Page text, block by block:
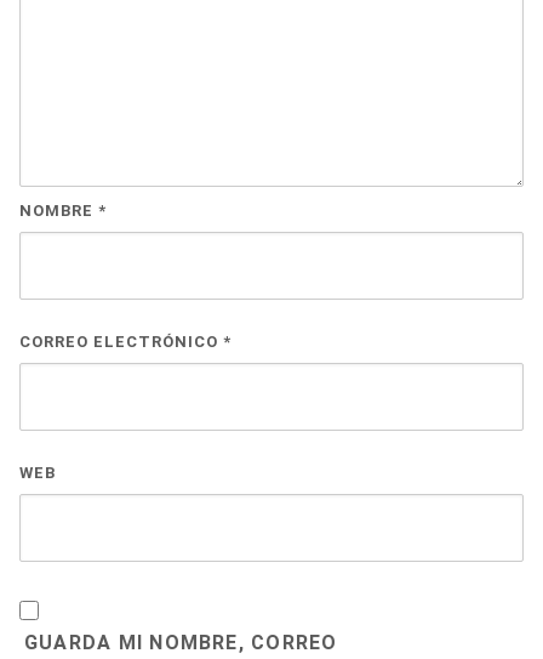
NOMBRE *
CORREO ELECTRÓNICO *
WEB
GUARDA MI NOMBRE, CORREO